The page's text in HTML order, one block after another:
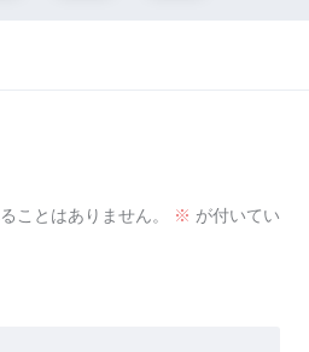
ことはありません。 ※ が付いてい